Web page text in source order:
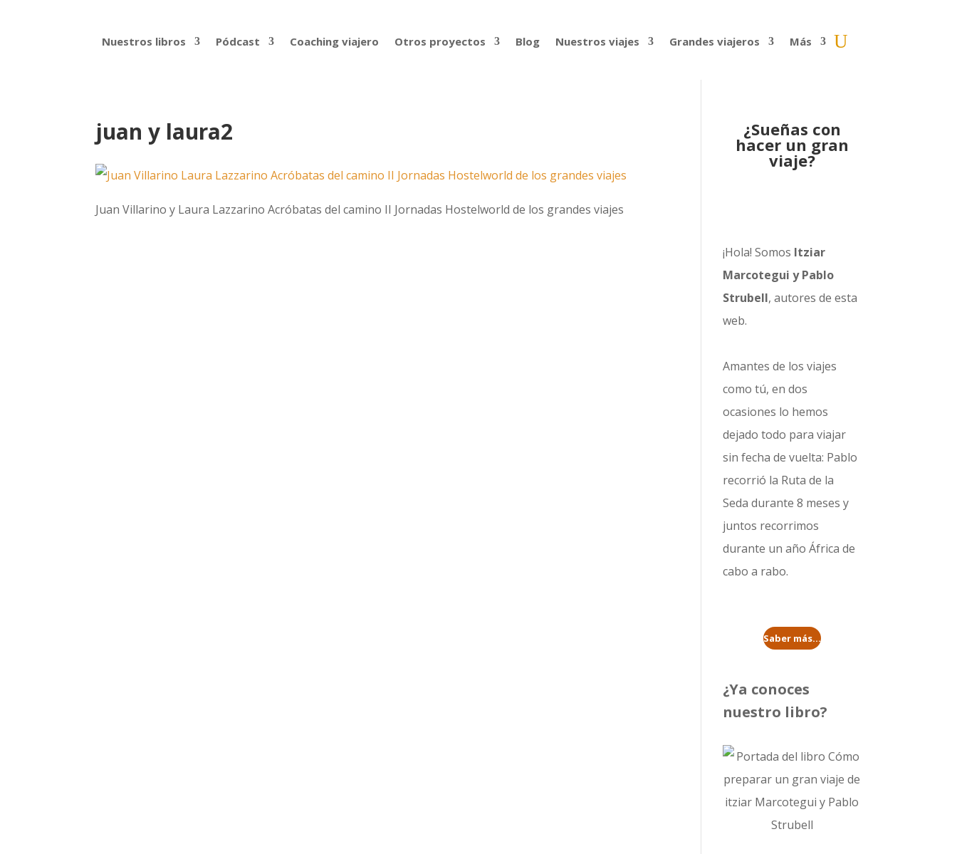
Nuestros libros Pódcast Coaching viajero Otros proyectos Blog Nuestros viajes Grandes viajeros Más
juan y laura2
Juan Villarino y Laura Lazzarino Acróbatas del camino II Jornadas Hostelworld de los grandes viajes
¿Sueñas con
hacer un gran
viaje?
¡Hola! Somos Itziar
Marcotegui y Pablo
Strubell, autores de esta
web.
Amantes de los viajes
como tú, en dos
ocasiones lo hemos
dejado todo para viajar
sin fecha de vuelta: Pablo
recorrió la Ruta de la
Seda durante 8 meses y
juntos recorrimos
durante un añoÁfrica de
cabo a rabo.
Saber más...
¿Ya conoces
nuestro libro?